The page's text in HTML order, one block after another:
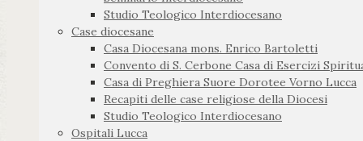
Studio Teologico Interdiocesano
Case diocesane
Casa Diocesana mons. Enrico Bartoletti
Convento di S. Cerbone Casa di Esercizi
Casa di Preghiera Suore Dorotee Vorno Lucca
Recapiti delle case religiose della Diocesi
Studio Teologico Interdiocesano
Ospitali Lucca